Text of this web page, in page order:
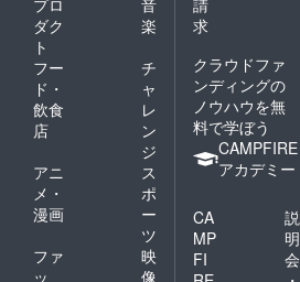
ダク
ト
楽
フー
ド・
飲食
店
チ
ャ
レ
ン
ジ
アニ
メ・
漫画
ス
ポ
ー
ツ
ファ
ッ
映
像
求
クラウドファ
ンディングの
ノウハウを無
料で学ぼう
CAMPFIRE
アカデミー
CA
MP
FI
説
明
会